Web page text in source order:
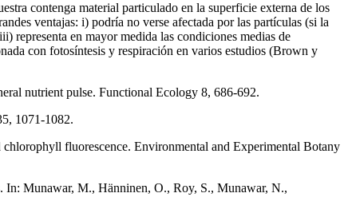
contenga material particulado en la superficie externa de los
ventajas: i) podría no verse afectada por las partículas (si la
representa en mayor medida las condiciones medias de
con fotosíntesis y respiración en varios estudios (Brown y
nutrient pulse. Functional Ecology 8, 686-692.
1071-1082.
fluorescence. Environmental and Experimental Botany
In: Munawar, M., Hänninen, O., Roy, S., Munawar, N.,